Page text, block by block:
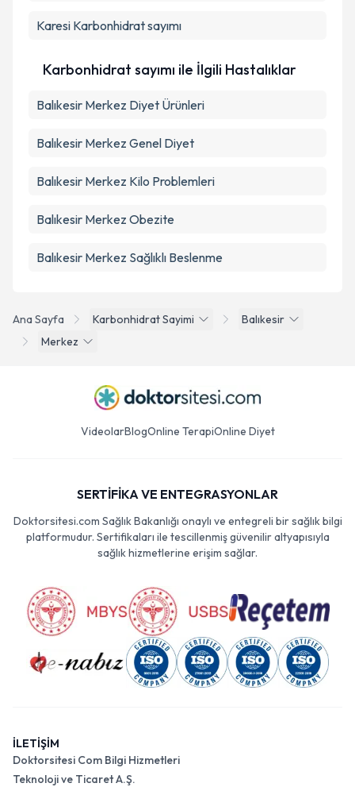
Ana Sayfa Karbonhidrat Sayimi
Balıkesir
Merkez
Karesi Karbonhidrat sayımı
Karbonhidrat sayımı ile İlgili Hastalıklar
Balıkesir Merkez Diyet Ürünleri
Balıkesir Merkez Genel Diyet
Balıkesir Merkez Kilo Problemleri
Balıkesir Merkez Obezite
Balıkesir Merkez Sağlıklı Beslenme
VideolarBlogOnline TerapiOnline Diyet
SERTİFİKA VE ENTEGRASYONLAR
Doktorsitesi.com Sağlık Bakanlığı onaylı ve entegreli bir sağlık bilgi
platformudur. Sertifikaları ile tescillenmiş güvenilir altyapısıyla
sağlık hizmetlerine erişim sağlar.
İLETİŞİM
Doktorsitesi Com Bilgi Hizmetleri
Teknoloji ve Ticaret A.Ş.